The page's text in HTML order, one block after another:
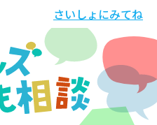
さいしょにみてね